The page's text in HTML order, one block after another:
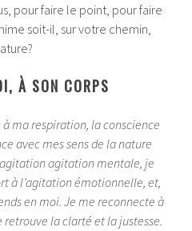
pour faire le point, pour faire
soit-il, sur votre chemin,
À SON CORPS
ma respiration, la conscience
avec mes sens de la nature
agitation mentale, je
à l’agitation émotionnelle, et,
en moi. Je me reconnecte à
la clarté et la justesse.